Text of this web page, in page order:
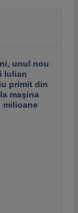
unul nou
Iulian
primit din
maşina
milioane